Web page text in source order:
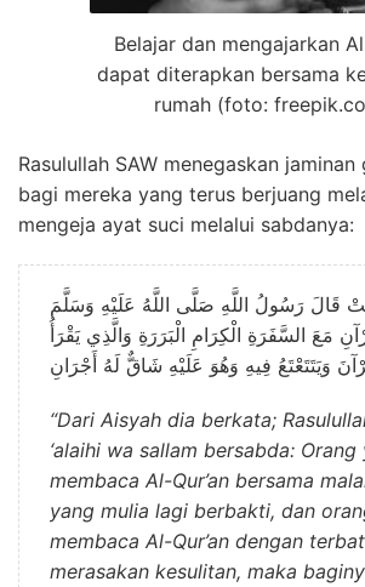
Belajar dan mengajarkan
dapat diterapkan bersama
rumah (foto:
Rasulullah SAW menegaskan
bagi mereka yang terus berjuang
mengeja ayat suci melalui sabdanya:
قَالَ رَسُولُ اللَّهِ صَلَّى اللَّهُ عَلَيْهِ وَسَلَّمَ
مَعَ السَّفَرَةِ الْكِرَامِ الْبَرَرَةِ وَالَّذِي يَقْرَأُ
وَيَتَتَعْتَعُ فِيهِ وَهُوَ عَلَيْهِ شَاقٌّ لَهُ أَجْرَانِ
“Dari Aisyah dia berkata;
‘alaihi wa sallam bersabda:
membaca Al-Qur’an bersama
yang mulia lagi berbakti, dan
membaca Al-Qur’an dengan
merasakan kesulitan, maka